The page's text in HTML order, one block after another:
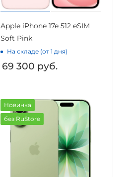
Apple iPhone 17e 512 eSIM
Soft Pink
На складе (от 1 дня)
69 300 руб.
Новинка
без RuStore